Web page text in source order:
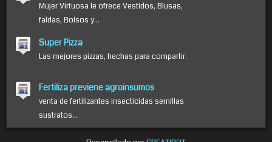
Mujer Virtuosa le ofrece Vestidos, Blusas,
faldas, Bolsos y...
Super Pizza
Las mejores pizzas, hechas para compartir.
Fertiliza previene agroinsumos
venta de fertilizantes insecticidas semillas
sustratos...